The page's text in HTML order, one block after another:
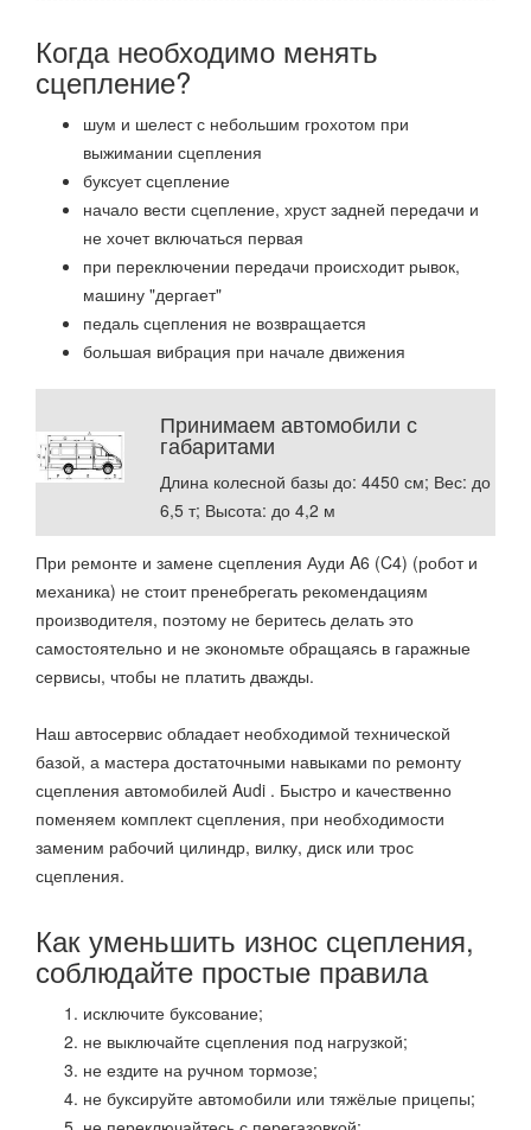
Когда необходимо менять
сцепление?
шум и шелест с небольшим грохотом при
выжимании сцепления
буксует сцепление
начало вести сцепление, хруст задней передачи и
не хочет включаться первая
при переключении передачи происходит рывок,
машину "дергает"
педаль сцепления не возвращается
большая вибрация при начале движения
Принимаем автомобили с
габаритами
Длина колесной базы до: 4450 см; Вес: до
6,5 т; Высота: до 4,2 м
При ремонте и замене сцепления Ауди A6 (C4) (робот и
механика) не стоит пренебрегать рекомендациям
производителя, поэтому не беритесь делать это
самостоятельно и не экономьте обращаясь в гаражные
сервисы, чтобы не платить дважды.
Наш автосервис обладает необходимой технической
базой, а мастера достаточными навыками по ремонту
сцепления автомобилей Audi . Быстро и качественно
поменяем комплект сцепления, при необходимости
заменим рабочий цилиндр, вилку, диск или трос
сцепления.
Как уменьшить износ сцепления,
соблюдайте простые правила
исключите буксование;
не выключайте сцепления под нагрузкой;
не ездите на ручном тормозе;
не буксируйте автомобили или тяжёлые прицепы;